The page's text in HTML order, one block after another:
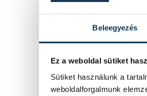
Beleegyezés
Ez a weboldal sütiket
Sütiket használunk a
weboldalforgalmunk